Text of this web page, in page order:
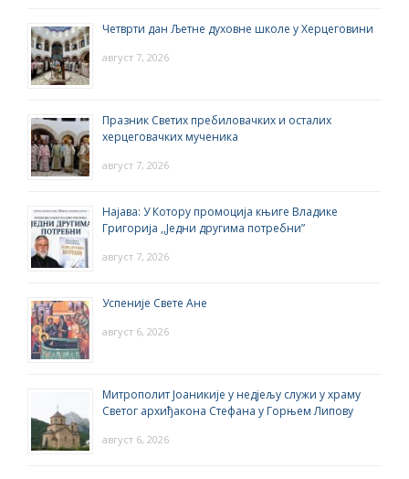
Четврти дан Љетне духовне школе у Херцеговини
август 7, 2026
Празник Светих пребиловачких и осталих
херцеговачких мученика
август 7, 2026
Најава: У Котору промоција књиге Владике
Григорија ,,Једни другима потребни”
август 7, 2026
Успеније Свете Ане
август 6, 2026
Митрополит Јоаникије у недјељу служи у храму
Светог архиђакона Стефана у Горњем Липову
август 6, 2026